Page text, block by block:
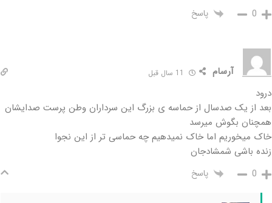
0 پاسخ
آرسام
درود
بعد از یک صدسال از حماسه ی بزرگ این سرداران وطن پرست صدایشان
همچنان بگوش میرسد
خاک میخوریم اما خاک نمیدهیم چه حماسی تر از این نجوا
زنده باشی شمشادجان
0 پاسخ